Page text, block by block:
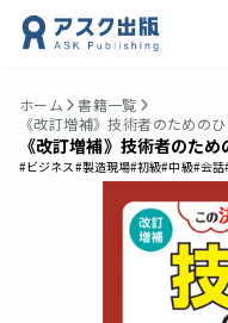
ホーム
書籍一覧
《改訂増補》技術者のための
《改訂増補》技術者のた
#ビジネス#製造現場#初級#中級#会話